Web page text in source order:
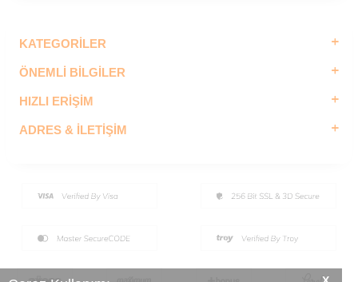
KATEGORILER
ÖNEMLI BILGILER
HIZLI ERIŞIM
ADRES & İLETIŞIM